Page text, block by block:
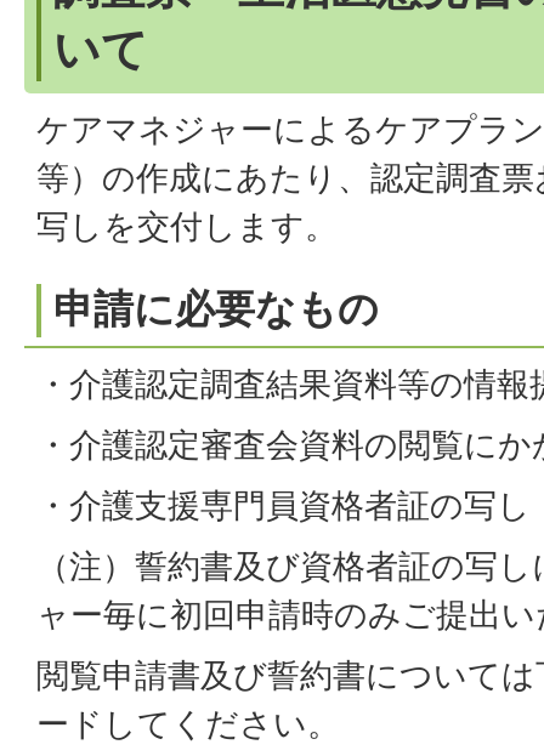
いて
ケアマネジャーによるケアプラ
等）の作成にあたり、認定調査
写しを交付します。
申請に必要なもの
・介護認定調査結果資料等の情
・介護認定審査会資料の閲覧に
・介護支援専門員資格者証の写し
（注）誓約書及び資格者証の写
ャー毎に初回申請時のみご提出
閲覧申請書及び誓約書について
ードしてください。